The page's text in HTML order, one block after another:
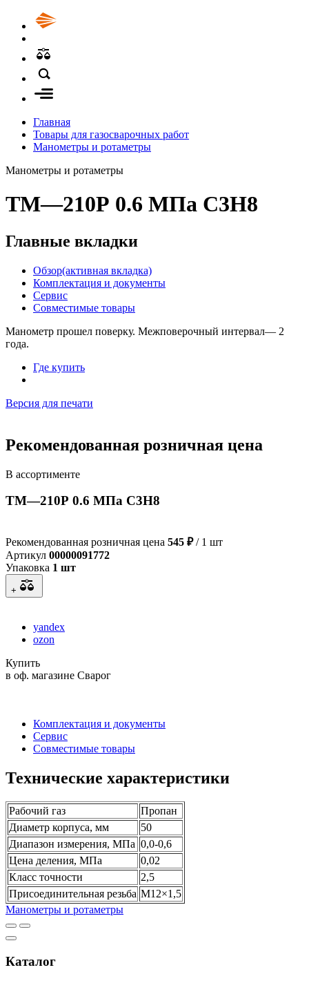
Главная
Товары для газосварочных работ
Манометры и ротаметры
Манометры и ротаметры
ТМ—210Р 0.6 МПа С3Н8
Главные вкладки
Обзор(активная вкладка)
Комплектация и документы
Сервис
Совместимые товары
Манометр прошел поверку. Межповерочный интервал— 2
года.
Где купить
Версия для печати
Рекомендованная розничная цена
В ассортименте
ТМ—210Р 0.6 МПа С3Н8
Рекомендованная розничная цена 545 ₽/ 1 шт
Артикул 00000091772
Упаковка 1 шт
+
yandex
ozon
Купить
в оф. магазине Сварог
Комплектация и документы
Сервис
Совместимые товары
Технические характеристики
Рабочий газ
Пропан
Диаметр корпуса, мм
50
Диапазон измерения, МПа 0,0-0,6
Цена деления, МПа
0,02
Класс точности
2,5
Присоединительная резьба М12×1,5
Манометры и ротаметры
Каталог